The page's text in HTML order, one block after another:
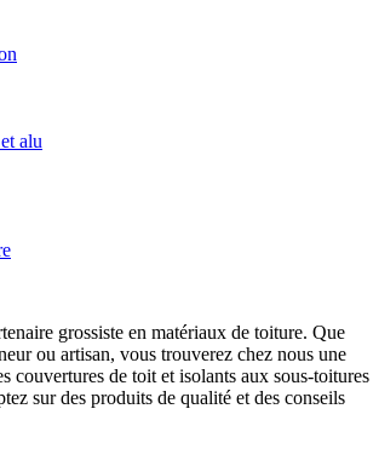
alu
grossiste en matériaux de toiture. Que
ou artisan, vous trouverez chez nous une
couvertures de toit et isolants aux sous-toitures
sur des produits de qualité et des conseils